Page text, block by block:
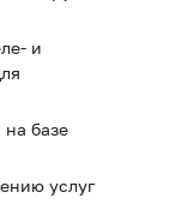
и
на базе
услуг